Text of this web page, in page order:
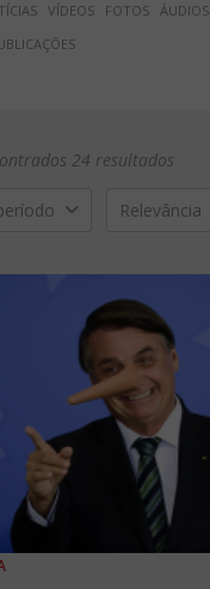
VÍDEOS FOTOS ÁUDIOS
24 resultados
Relevância